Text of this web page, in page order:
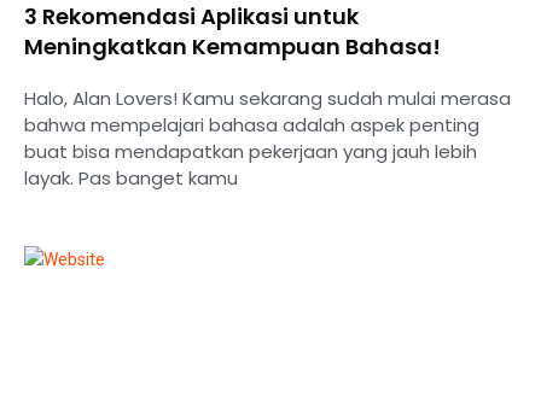
3 Rekomendasi Aplikasi untuk
Meningkatkan Kemampuan Bahasa!
Halo, Alan Lovers! Kamu sekarang sudah mulai merasa
bahwa mempelajari bahasa adalah aspek penting
buat bisa mendapatkan pekerjaan yang jauh lebih
layak. Pas banget kamu